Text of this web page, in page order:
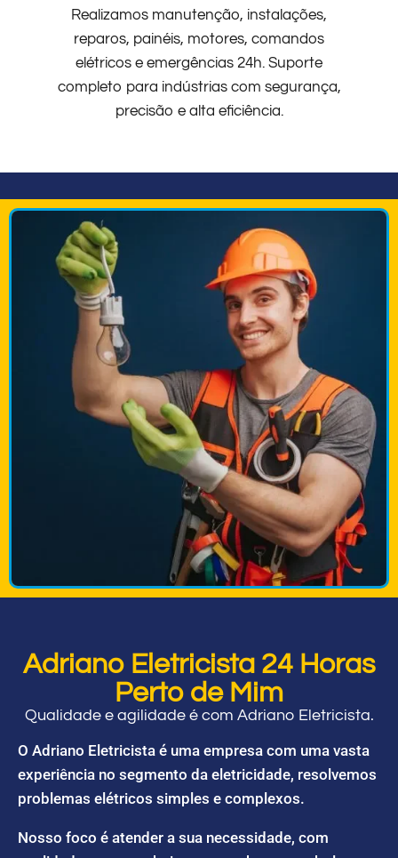
Realizamos manutenção, instalações,
reparos, painéis, motores, comandos
elétricos e emergências 24h. Suporte
completo para indústrias com segurança,
precisão e alta eficiência.
Adriano Eletricista 24 Horas
Perto de Mim
Qualidade e agilidade é com Adriano Eletricista.
O Adriano Eletricista é uma empresa com uma vasta
experiência no segmento da eletricidade, resolvemos
problemas elétricos simples e complexos.
Nosso foco é atender a sua necessidade, com